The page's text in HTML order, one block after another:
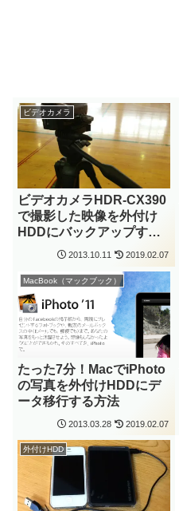
ビデオカメラ
ビデオカメラHDR-CX390
で撮影した映像を外付け
HDDにバックアップする
2013.10.11 2019.02.07
MacBook（マックブック）
たった7分！MacでiPhoto
の写真を外付けHDDにデ
ータ移行する方法
2013.03.28 2019.02.07
外付けHDD